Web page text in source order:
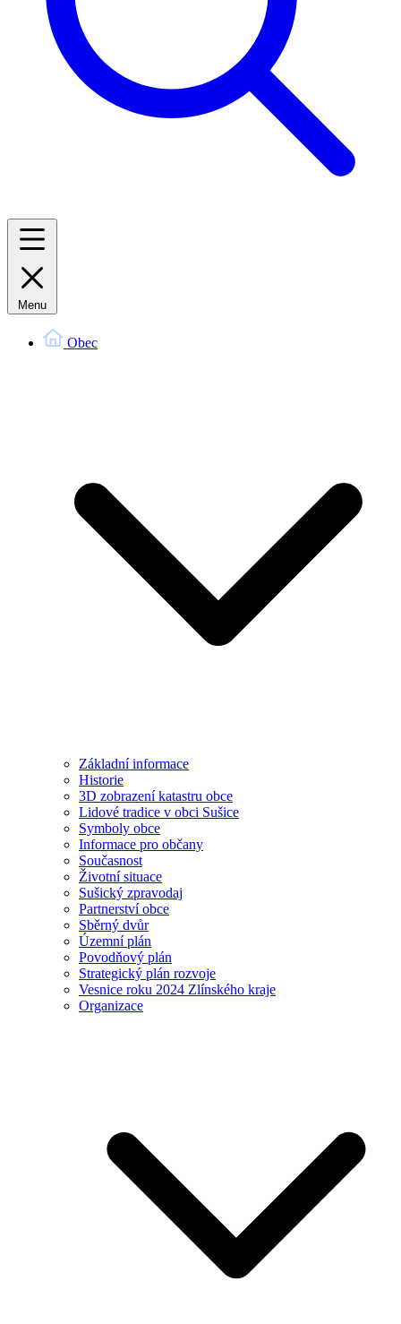
Menu
Obec
Základní informace
Historie
3D zobrazení katastru obce
Lidové tradice v obci Sušice
Symboly obce
Informace pro občany
Současnost
Životní situace
Sušický zpravodaj
Partnerství obce
Sběrný dvůr
Územní plán
Povodňový plán
Strategický plán rozvoje
Vesnice roku 2024 Zlínského kraje
Organizace